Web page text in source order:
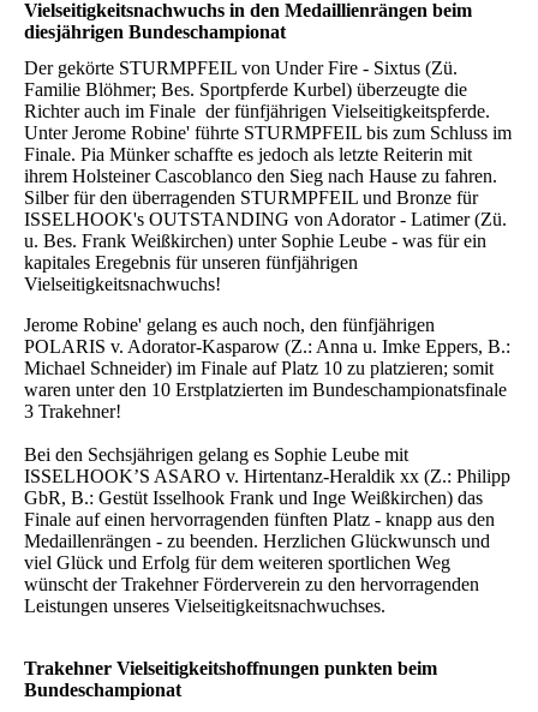
Vielseitigkeitsnachwuchs in den Medaillienrängen beim
diesjährigen Bundeschampionat
Der gekörte STURMPFEIL von Under Fire - Sixtus (Zü.
Familie Blöhmer; Bes. Sportpferde Kurbel) überzeugte die
Richter auch im Finale der fünfjährigen Vielseitigkeitspferde.
Unter Jerome Robine' führte STURMPFEIL bis zum Schluss im
Finale. Pia Münker schaffte es jedoch als letzte Reiterin mit
ihrem Holsteiner Cascoblanco den Sieg nach Hause zu fahren.
Silber für den überragenden STURMPFEIL und Bronze für
ISSELHOOK's OUTSTANDING von Adorator - Latimer (Zü.
u. Bes. Frank Weißkirchen) unter Sophie Leube - was für ein
kapitales Eregebnis für unseren fünfjährigen
Vielseitigkeitsnachwuchs!
Jerome Robine' gelang es auch noch, den fünfjährigen
POLARIS v. Adorator-Kasparow (Z.: Anna u. Imke Eppers, B.:
Michael Schneider) im Finale auf Platz 10 zu platzieren; somit
waren unter den 10 Erstplatzierten im Bundeschampionatsfinale
3 Trakehner!
Bei den Sechsjährigen gelang es Sophie Leube mit
ISSELHOOK’S ASARO v. Hirtentanz-Heraldik xx (Z.: Philipp
GbR, B.: Gestüt Isselhook Frank und Inge Weißkirchen) das
Finale auf einen hervorragenden fünften Platz - knapp aus den
Medaillenrängen - zu beenden. Herzlichen Glückwunsch und
viel Glück und Erfolg für dem weiteren sportlichen Weg
wünscht der Trakehner Förderverein zu den hervorragenden
Leistungen unseres Vielseitigkeitsnachwuchses.
Trakehner Vielseitigkeitshoffnungen punkten beim
Bundeschampionat